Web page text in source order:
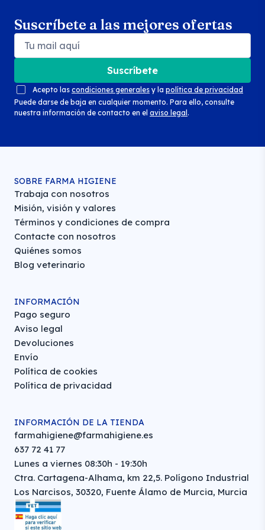
Suscríbete a las mejores ofertas
Suscríbete
Acepto las condiciones generales y la política de privacidad
Puede darse de baja en cualquier momento. Para ello, consulte
nuestra información de contacto en el aviso legal .
SOBRE FARMA HIGIENE
Trabaja con nosotros
Misión, visión y valores
Términos y condiciones de compra
Contacte con nosotros
Quiénes somos
Blog veterinario
INFORMACIÓN
Pago seguro
Aviso legal
Devoluciones
Envío
Política de cookies
Política de privacidad
INFORMACIÓN DE LA TIENDA
farmahigiene@farmahigiene.es
637 72 41 77
Lunes a viernes 08:30h - 19:30h
Ctra. Cartagena-Alhama, km 22,5. Polígono Industrial
Los Narcisos, 30320, Fuente Álamo de Murcia, Murcia